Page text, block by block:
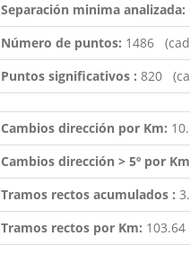
Separación minima analizada:
Número de puntos: 1486
Puntos significativos : 820
Cambios dirección por Km:
Cambios dirección > 5º por
Tramos rectos acumulados :
Tramos rectos por Km: 103.64